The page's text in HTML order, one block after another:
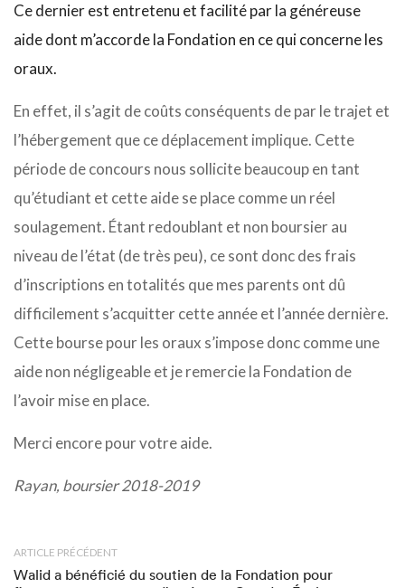
Ce dernier est entretenu et facilité par la généreuse
aide dont m’accorde la Fondation en ce qui concerne les
oraux.
En effet, il s’agit de coûts conséquents de par le trajet et
l’hébergement que ce déplacement implique. Cette
période de concours nous sollicite beaucoup en tant
qu’étudiant et cette aide se place comme un réel
soulagement. Étant redoublant et non boursier au
niveau de l’état (de très peu), ce sont donc des frais
d’inscriptions en totalités que mes parents ont dû
difficilement s’acquitter cette année et l’année dernière.
Cette bourse pour les oraux s’impose donc comme une
aide non négligeable et je remercie la Fondation de
l’avoir mise en place.
Merci encore pour votre aide.
Rayan, boursier 2018-2019
ARTICLE PRÉCÉDENT
Walid a bénéficié du soutien de la Fondation pour